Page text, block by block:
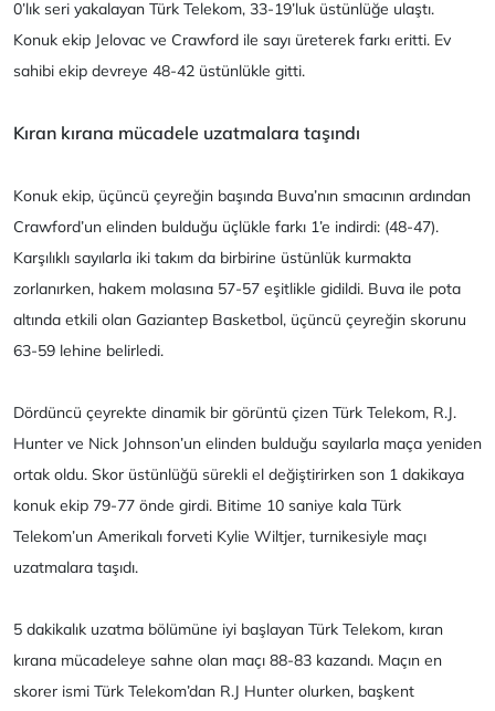
0’lık seri yakalayan Türk Telekom, 33-19’luk üstünlüğe ulaştı.
Konuk ekip Jelovac ve Crawford ile sayı üreterek farkı eritti. Ev
sahibi ekip devreye 48-42 üstünlükle gitti.
Kıran kırana mücadele uzatmalara taşındı
Konuk ekip, üçüncü çeyreğin başında Buva’nın smacının ardından
Crawford’un elinden bulduğu üçlükle farkı 1’e indirdi: (48-47).
Karşılıklı sayılarla iki takım da birbirine üstünlük kurmakta
zorlanırken, hakem molasına 57-57 eşitlikle gidildi. Buva ile pota
altında etkili olan Gaziantep Basketbol, üçüncü çeyreğin skorunu
63-59 lehine belirledi.
Dördüncü çeyrekte dinamik bir görüntü çizen Türk Telekom, R.J.
Hunter ve Nick Johnson’un elinden bulduğu sayılarla maça yeniden
ortak oldu. Skor üstünlüğü sürekli el değiştirirken son 1 dakikaya
konuk ekip 79-77 önde girdi. Bitime 10 saniye kala Türk
Telekom’un Amerikalı forveti Kylie Wiltjer, turnikesiyle maçı
uzatmalara taşıdı.
5 dakikalık uzatma bölümüne iyi başlayan Türk Telekom, kıran
kırana mücadeleye sahne olan maçı 88-83 kazandı. Maçın en
skorer ismi Türk Telekom’dan R.J Hunter olurken, başkent